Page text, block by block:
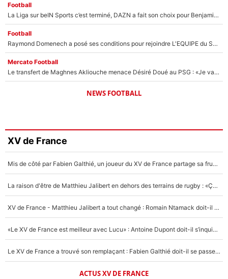
Football
La Liga sur beIN Sports c’est terminé, DAZN a fait son choix pour Benjamin Da Silva et Omar Da Fonseca !
Football
Raymond Domenech a posé ses conditions pour rejoindre L'EQUIPE du Soir : Il refuse de faire l'émission avec un autre chroniqueur !
Mercato Football
Le transfert de Maghnes Akliouche menace Désiré Doué au PSG : «Je valide à 200%»
NEWS FOOTBALL
XV de France
Mis de côté par Fabien Galthié, un joueur du XV de France partage sa frustration : «ils ne me l’ont pas dit tout de suite»
La raison d'être de Matthieu Jalibert en dehors des terrains de rugby : «Ça m'atteint autant que si tu touches à un membre de ma famille»
XV de France - Matthieu Jalibert a tout changé : Romain Ntamack doit-il s’inquiéter pour sa place à un an de la Coupe du monde ?
«Le XV de France est meilleur avec Lucu» : Antoine Dupont doit-il s’inquiéter pour sa place ?
Le XV de France a trouvé son remplaçant : Fabien Galthié doit-il se passer d'Antoine Dupont ?
ACTUS XV DE FRANCE